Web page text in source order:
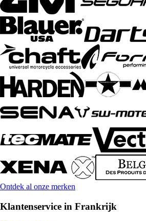
Ontdek al onze merken
Klantenservice in Frankrijk